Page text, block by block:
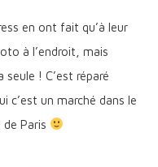
en ont fait qu’à leur
à l’endroit, mais
! C’est réparé
c’est un marché dans le
Paris